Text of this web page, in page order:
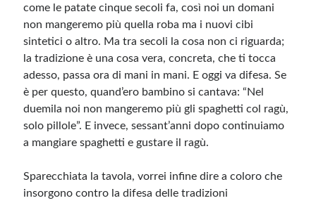
come le patate cinque secoli fa, così noi un domani
non mangeremo più quella roba ma i nuovi cibi
sintetici o altro. Ma tra secoli la cosa non ci riguarda;
la tradizione è una cosa vera, concreta, che ti tocca
adesso, passa ora di mani in mani. E oggi va difesa. Se
è per questo, quand’ero bambino si cantava: “Nel
duemila noi non mangeremo più gli spaghetti col ragù,
solo pillole”. E invece, sessant’anni dopo continuiamo
a mangiare spaghetti e gustare il ragù.
Sparecchiata la tavola, vorrei infine dire a coloro che
insorgono contro la difesa delle tradizioni